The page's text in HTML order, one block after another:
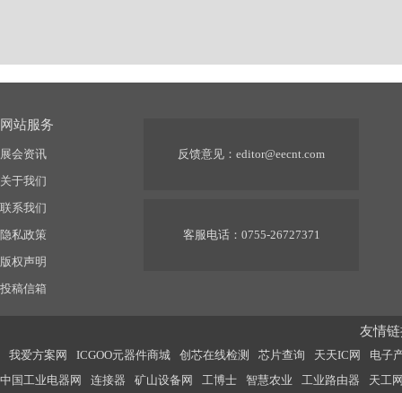
网站服务
展会资讯
关于我们
联系我们
隐私政策
版权声明
投稿信箱
反馈意见： editor@eecnt.com
客服电话：0755-26727371
友情
我爱方案网 ICGOO元器件商城 创芯在线检测 芯片查询 天天IC网
电子
中国工业电器网
连接器 矿山设备网 工博士 智慧农业 工业路由器
天工